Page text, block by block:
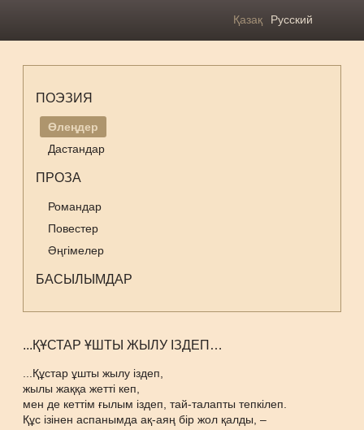
Қазақ Русский
ПОЭЗИЯ
Өлеңдер
Дастандар
ПРОЗА
Романдар
Повестер
Әңгімелер
БАСЫЛЫМДАР
...ҚҰСТАР ҰШТЫ ЖЫЛУ ІЗДЕП…
...Құстар ұшты жылу іздеп,
жылы жаққа жетті кеп,
мен де кеттім ғылым іздеп, тай-талапты тепкілеп.
Құс ізінен аспанымда ақ-аяң бір жол қалды, –